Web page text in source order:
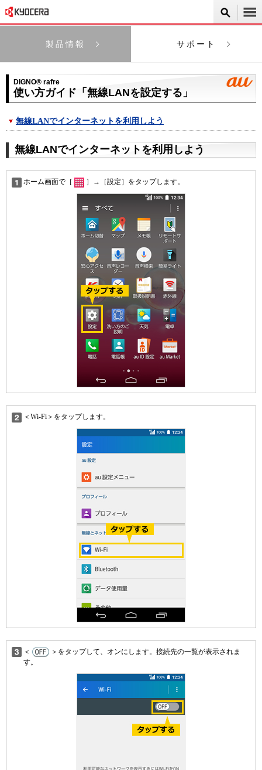
製品情報 サポート
DIGNO® rafre
使い方ガイド「無線LANを設定する」
無線LANでインターネットを利用しよう
無線LANでインターネットを利用しよう
ホーム画面で［ ］→［設定］をタップします。
＜Wi-Fi＞をタップします。
＜
＞をタップして、オンにします。接続先の一覧が表示されま
す。